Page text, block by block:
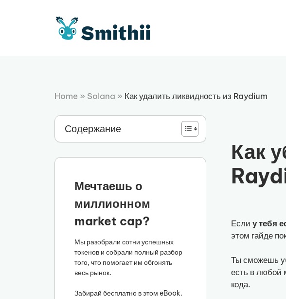
Home » Solana » Как удалить ликвидность из Raydium
Содержание
Мечтаешь о
миллионном
market cap?
Мы разобрали сотни успешных
токенов и собрали полный разбор
того, что помогает им обгонять
весь рынок.
Забирай бесплатно в этом eBook.
Как
Если у тебя
этом гайде
Ты сможешь
есть в любой
кода.